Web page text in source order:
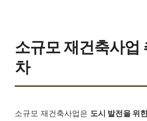
소규모 재건축사업
차
소규모 재건축사업은 도시 발전을 위